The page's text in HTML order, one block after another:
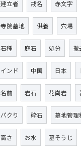
建立者 戒名 赤文字
寺院墓地 供養 穴場
石種 庭石 処分 撤
インド 中国 日本
名前 岩石 花崗岩
パクり 砕石 墓地管理
高さ お水 墓そうじ